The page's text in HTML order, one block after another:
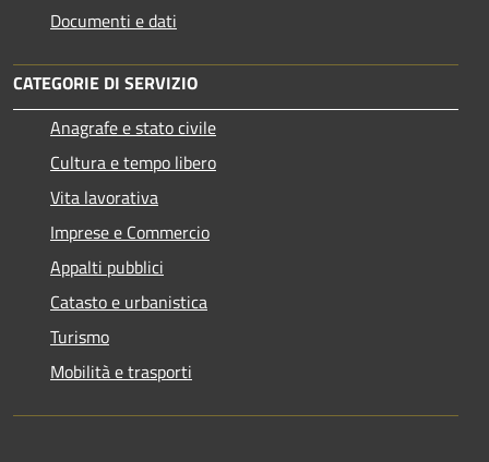
Documenti e dati
CATEGORIE DI SERVIZIO
Anagrafe e stato civile
Cultura e tempo libero
Vita lavorativa
Imprese e Commercio
Appalti pubblici
Catasto e urbanistica
Turismo
Mobilità e trasporti